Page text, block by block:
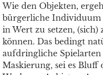
Wie den Objekten,
bürgerliche Individuum
in Wert zu setzen,
können. Das bedingt
aufdringliche
Maskierung, sei es Bluff